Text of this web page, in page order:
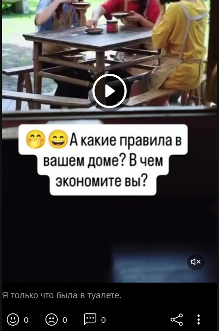
Я только что была в туалете.
0 0 0